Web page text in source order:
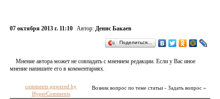
07 октября 2013 г. 11:10 Автор: Денис Бакаев
Поделиться…
Мнение автора может не совпадать с мнением редакции. Если у Вас иное
мнение напишите его в комментариях.
Возник вопрос по теме статьи - Задать вопрос »
comments powered by
HyperComments